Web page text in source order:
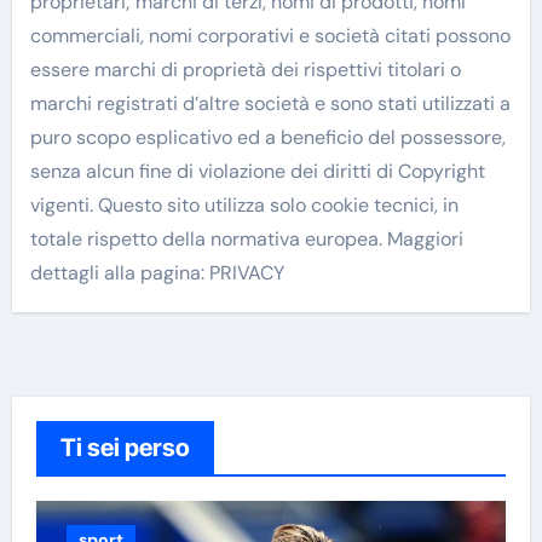
commerciali, nomi corporativi e società citati possono
essere marchi di proprietà dei rispettivi titolari o
marchi registrati d’altre società e sono stati utilizzati a
puro scopo esplicativo ed a beneficio del possessore,
senza alcun fine di violazione dei diritti di Copyright
vigenti. Questo sito utilizza solo cookie tecnici, in
totale rispetto della normativa europea. Maggiori
dettagli alla pagina: PRIVACY
Ti sei perso